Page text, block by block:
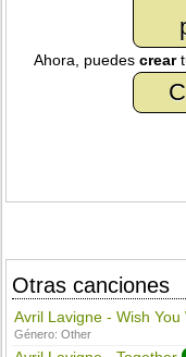
Ahora, puedescrear
Otras canciones
Avril Lavigne - Wish You
Género:Other